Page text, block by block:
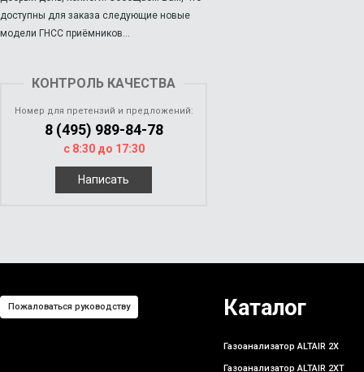
доступны для заказа следующие новые
модели ГНСС приёмников...
КОНТРОЛЬ КАЧЕСТВА
Номер для претензий и предложений:
8 (495) 989-84-78
с 8:30 до 17:30
Написать
Пожаловаться руководству Каталог
Газоанализатор ALTAIR 2X
Газоанализатор ALTAIR 2XT